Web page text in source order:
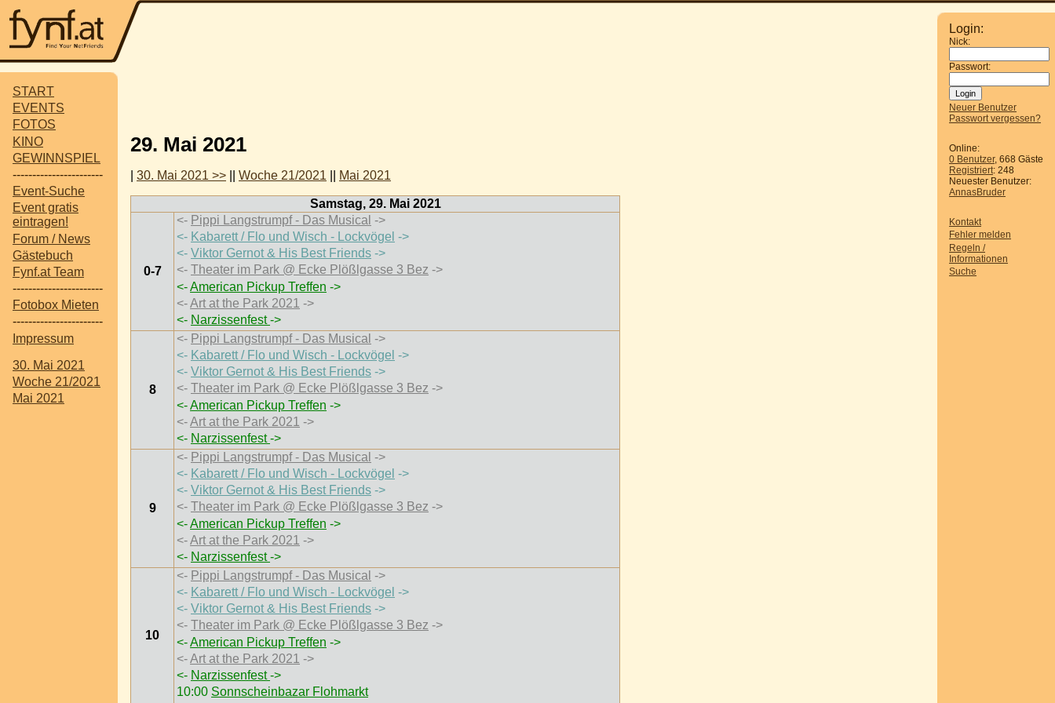
START
EVENTS
FOTOS
KINO
GEWINNSPIEL
-----------------------
Event-Suche
Event gratis
eintragen!
Forum / News
Gästebuch
Fynf.at Team
-----------------------
Fotobox Mieten
-----------------------
Impressum
30. Mai 2021
Woche 21/2021
Mai 2021
Login:
Nick:
Passwort:
Neuer Benutzer
Passwort vergessen?
Online:
0 Benutzer, 668 Gäste
Registriert: 248
Neuester Benutzer:
AnnasBruder
Kontakt
Fehler melden
Regeln /
Informationen
Suche
29. Mai 2021
30. Mai 2021 >> Woche 21/2021 Mai 2021
Samstag, 29. Mai 2021
0-7
<- Pippi Langstrumpf - Das Musical ->
<- Kabarett / Flo und Wisch - Lockvögel ->
<- Viktor Gernot & His Best Friends ->
<- Theater im Park @ Ecke Plößlgasse 3 Bez ->
<-American Pickup Treffen ->
<-Art at the Park 2021 ->
<- Narzissenfest->
8
<- Pippi Langstrumpf - Das Musical ->
<- Kabarett / Flo und Wisch - Lockvögel ->
<- Viktor Gernot & His Best Friends ->
<- Theater im Park @ Ecke Plößlgasse 3 Bez ->
<-American Pickup Treffen ->
<-Art at the Park 2021 ->
<- Narzissenfest->
9
<- Pippi Langstrumpf - Das Musical ->
<- Kabarett / Flo und Wisch - Lockvögel ->
<- Viktor Gernot & His Best Friends ->
<- Theater im Park @ Ecke Plößlgasse 3 Bez ->
<-American Pickup Treffen ->
<-Art at the Park 2021 ->
<- Narzissenfest->
10
<- Pippi Langstrumpf - Das Musical ->
<- Kabarett / Flo und Wisch - Lockvögel ->
<- Viktor Gernot & His Best Friends ->
<- Theater im Park @ Ecke Plößlgasse 3 Bez ->
<-American Pickup Treffen ->
<-Art at the Park 2021 ->
<- Narzissenfest->
10:00 Sonnscheinbazar Flohmarkt